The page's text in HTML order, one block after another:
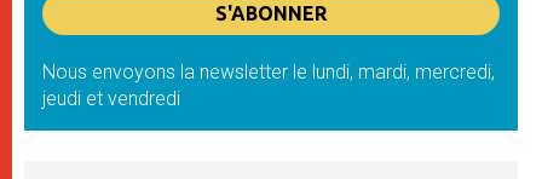
Nous envoyons la newsletter le lundi, mardi, mercredi,
jeudi et vendredi